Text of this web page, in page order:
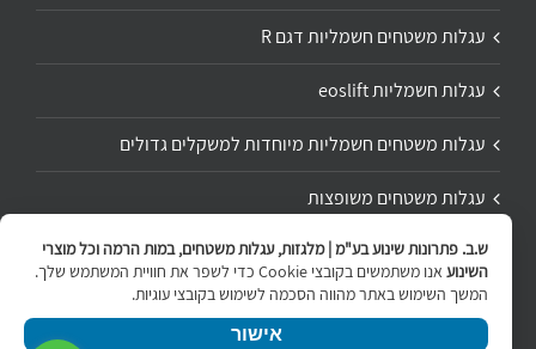
עגלות משטחים חשמליות דגם R
עגלות חשמליות eoslift
עגלות משטחים חשמליות מיוחדות למשקלים גדולים
עגלות משטחים משופצות
תיקון ושיפוץ עגלת משטחים
ש.ב. פתרונות שינוע בע"מ | מלגזות, עגלות משטחים, במות הרמה וכל מוצרי
השינוע
אנו משתמשים בקובצי Cookie כדי לשפר את חוויית המשתמש שלך.
המשך השימוש באתר מהווה הסכמה לשימוש בקובצי עוגיות.
אישור